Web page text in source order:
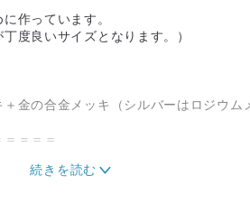
作っています。
度良いサイズとなります。）
金の合金メッキ（シルバーはロジウム
＝＝＝